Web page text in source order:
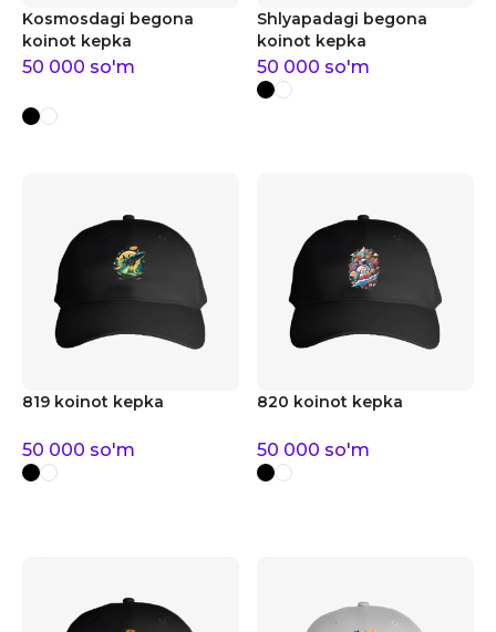
Kosmosdagi begona
koinot kepka
50 000 so'm
Shlyapadagi begona
koinot kepka
50 000 so'm
819 koinot kepka
50 000 so'm
820 koinot kepka
50 000 so'm